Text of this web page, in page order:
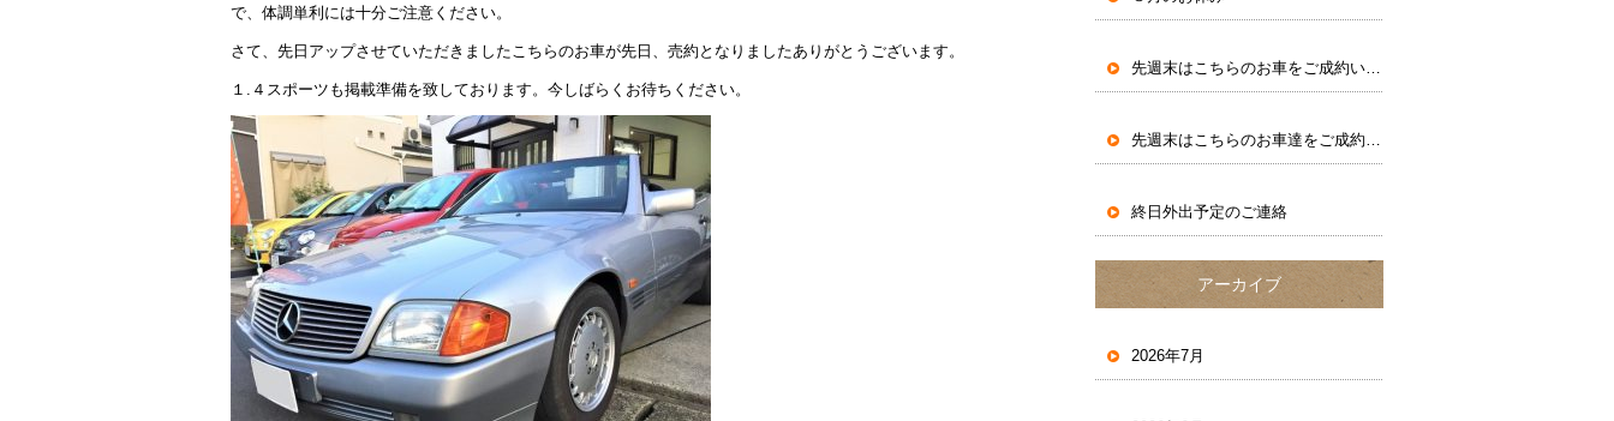
で、体調単利には十分ご注意ください。
さて、先日アップさせていただきましたこちらのお車が先日、売約となりましたありがとうございます。
１.４スポーツも掲載準備を致しております。今しばらくお待ちください。
先週末はこちらのお車をご成約いただきました。
先週末はこちらのお車達をご成約いただきました。
終日外出予定のご連絡
アーカイブ
2026年7月